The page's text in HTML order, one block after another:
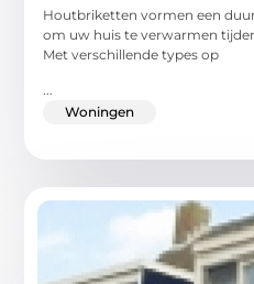
Houtbriketten vormen een
om uw huis te verwarmen
Met verschillende types op
...
Woningen